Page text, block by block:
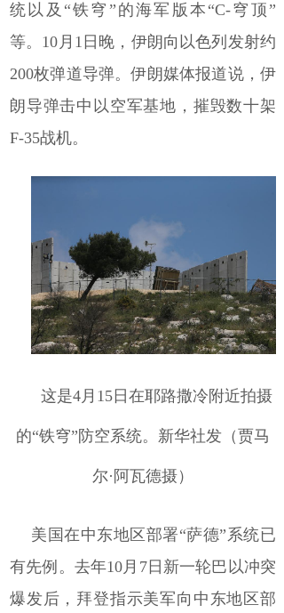
统以及“铁穹”的海军版本“C-穹顶”
等。10月1日晚，伊朗向以色列发射约
200枚弹道导弹。伊朗媒体报道说，伊
朗导弹击中以空军基地，摧毁数十架
F-35战机。
这是4月15日在耶路撒冷附近拍摄
的“铁穹”防空系统。新华社发（贾马
尔·阿瓦德摄）
美国在中东地区部署“萨德”系统已
有先例。去年10月7日新一轮巴以冲突
爆发后，拜登指示美军向中东地区部